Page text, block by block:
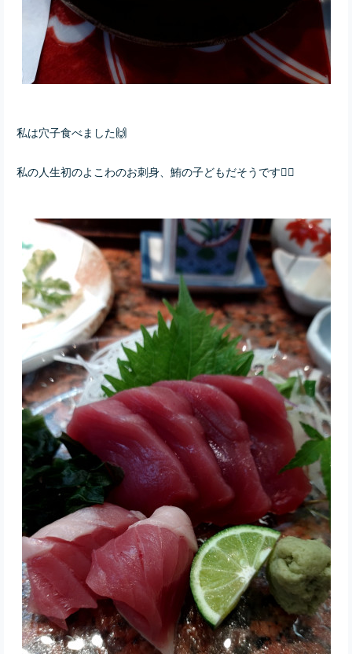
私は穴子食べました🙌
私の人生初のよこわのお刺身、鮪の子どもだそうです👇🏻